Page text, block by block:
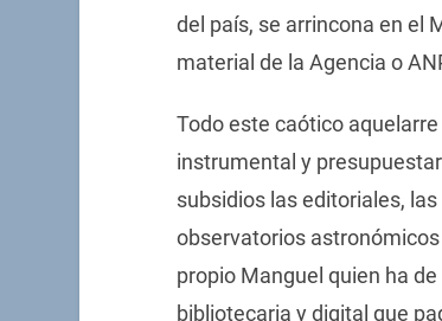
del país, se arrincona en el
material de la Agencia o
Todo este caótico
instrumental y
subsidios las editoriales,
observatorios
propio Manguel quien ha
bibliotecaria y digital que